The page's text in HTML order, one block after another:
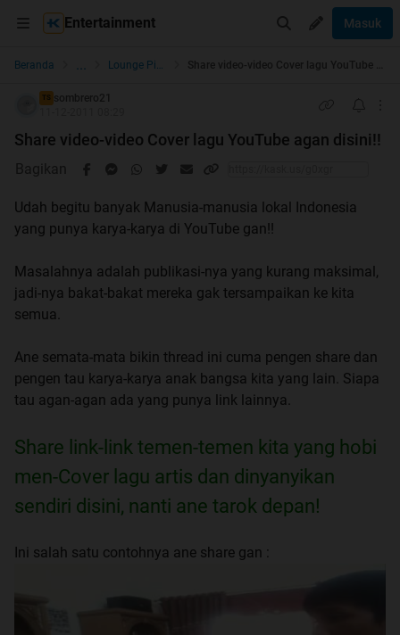
Entertainment Masuk
Beranda ... Lounge Pictures
TS sombrero21
Share video-video Cover lagu YouTube agan disini!!
Bagikan
Udah begitu banyak Manusia-manusia lokal Indonesia
yang punya karya-karya di YouTube gan!!
Masalahnya adalah publikasi-nya yang kurang maksimal,
jadi-nya bakat-bakat mereka gak tersampaikan ke kita
semua.
Ane semata-mata bikin thread ini cuma pengen share dan
pengen tau karya-karya anak bangsa kita yang lain. Siapa
tau agan-agan ada yang punya link lainnya.
Share link-link temen-temen kita yang hobi
men-Cover lagu artis dan dinyanyikan
sendiri disini, nanti ane tarok depan!
Ini salah satu contohnya ane share gan :